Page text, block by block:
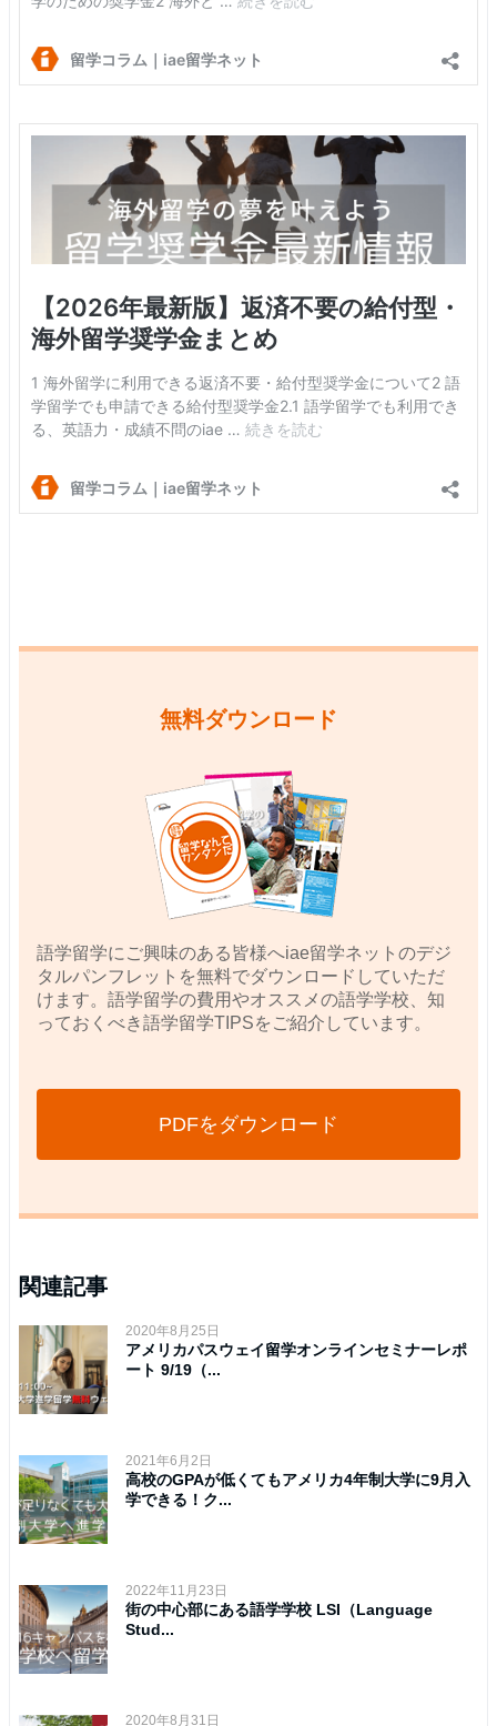
無料ダウンロード
語学留学にご興味のある皆様へiae留学ネットのデジ
タルパンフレットを無料でダウンロードしていただ
けます。語学留学の費用やオススメの語学学校、知
っておくべき語学留学TIPSをご紹介しています。
PDFをダウンロード
関連記事
2020年8月25日
アメリカパスウェイ留学オンラインセミナーレポ
ート 9/19（...
2021年6月2日
高校のGPAが低くてもアメリカ4年制大学に9月入
学できる！ク...
2022年11月23日
街の中心部にある語学学校 LSI（Language
Stud...
2020年8月31日